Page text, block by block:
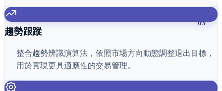
03
趨勢跟蹤
整合趨勢辨識演算法，依照市場方向動態調整退出目標，
用於實現更具適應性的交易管理。